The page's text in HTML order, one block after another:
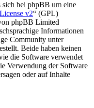
sich bei phpBB um eine
v2“ (GPL)
phpBB Limited
Informationen
Community unter
Beide haben keinen
die Software verwendet
Verwendung der Software
oder auf Inhalte